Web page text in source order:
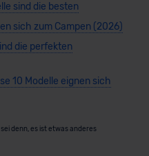
sind die besten
sich zum Campen (2026)
die perfekten
10 Modelle eignen sich
denn, es ist etwas anderes